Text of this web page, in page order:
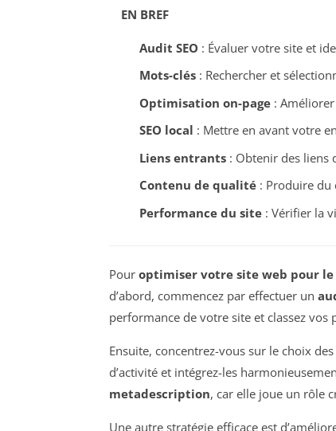
EN BREF
Audit SEO : Évaluer votre site et
Mots-clés: Rechercher et
Optimisation on-page: Améliorer
SEO local : Mettre en avant votre
Liens entrants: Obtenir des liens
Contenu de qualité: Produire du
Performance du site: Vérifier la
Pour optimiser votre site web pour le
d’abord, commencez par effectuer un
performance de votre site et classez vos
Ensuite, concentrez-vous sur le choix des
d’activité et intégrez-les
metadescription, car elle joue un rôle
Une autre stratégie efficace est